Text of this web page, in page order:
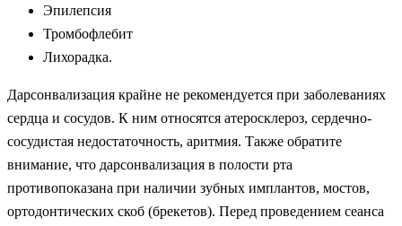
Эпилепсия
Тромбофлебит
Лихорадка.
Дарсонвализация крайне не рекомендуется при заболеваниях
сердца и сосудов. К ним относятся атеросклероз, сердечно-
сосудистая недостаточность, аритмия. Также обратите
внимание, что дарсонвализация в полости рта
противопоказана при наличии зубных имплантов, мостов,
ортодонтических скоб (брекетов). Перед проведением сеанса